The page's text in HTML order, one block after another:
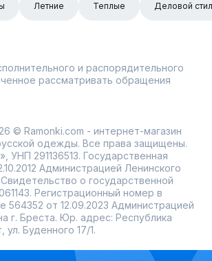
Летние Теплые Деловой
и распорядительного
рассматривать обращения
© Ramonki.com - интернет-магазин
одежды. Все права защищены.
УНП 291136513. Государственная
Администрацией Ленинского
о государственной
Регистрационный номер в
564352 от 12.09.2023 Администрацией
г. Бреста. Юр. адрес: Республика
ул. Буденного 17/1.